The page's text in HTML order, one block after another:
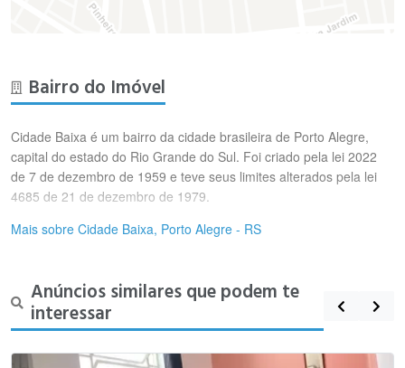
Bairro do Imóvel
Cidade Baixa é um bairro da cidade brasileira de Porto Alegre,
capital do estado do Rio Grande do Sul. Foi criado pela lei 2022
de 7 de dezembro de 1959 e teve seus limites alterados pela lei
4685 de 21 de dezembro de 1979.
Mais sobre Cidade Baixa, Porto Alegre - RS
Anúncios similares que podem te
interessar